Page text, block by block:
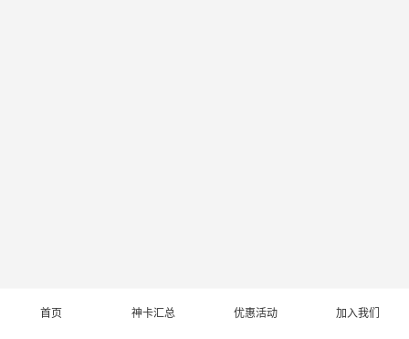
首页 神卡汇总 优惠活动 加入我们